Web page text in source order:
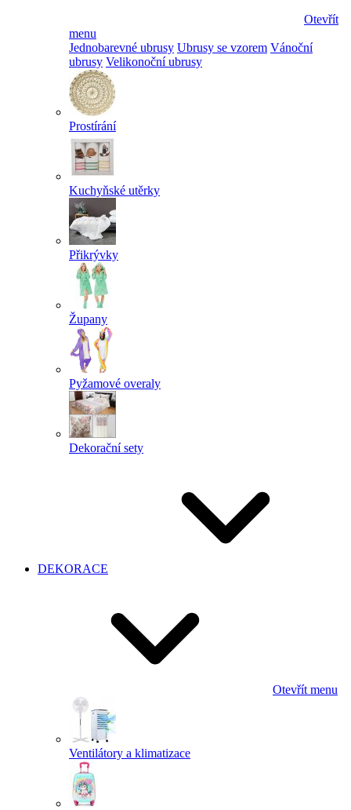
Otevřít
menu
Jednobarevné ubrusy Ubrusy se vzorem Vánoční
ubrusy Velikonoční ubrusy
Prostírání
Kuchyňské utěrky
Přikrývky
Župany
Pyžamové overaly
Dekorační sety
DEKORACE
Otevřít menu
Ventilátory a klimatizace